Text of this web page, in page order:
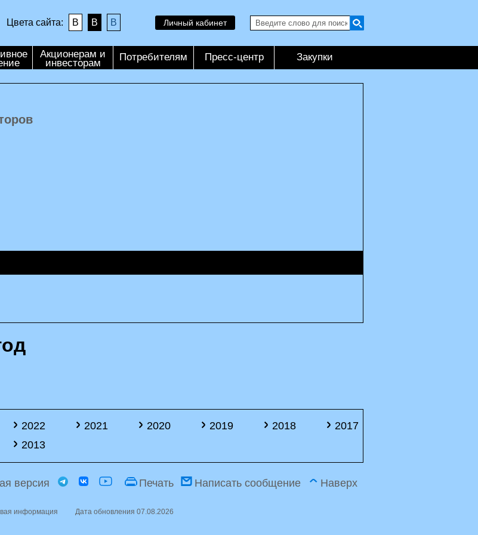
Цвета сайта: B B B Личный кабинет
Акционерам и
инвесторам
Потребителям Пресс-центр Закупки
2022 2021 2020 2019 2018
2017
2013
Наверх
Написать сообщение
Печать
версия
информация Дата обновления 07.08.2026